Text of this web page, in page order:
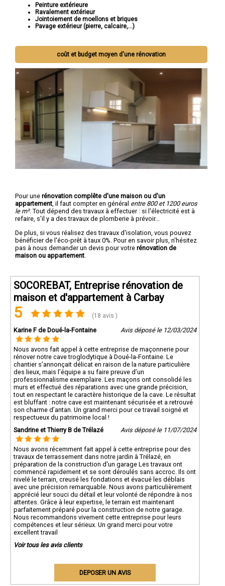
Peinture extérieure
Ravalement extérieur
Jointoiement de moellons et briques
Pavage extérieur (pierre, calcaire,...)
coût et budget moyen d'une rénovation
Pour une rénovation complête d'une maison ou d'un
appartement , il faut compter en général entre 800 et 1200 euros
le m². Tout dépend des travaux à effectuer : si l'électricité est à
refaire, s'il y a des travaux de plomberie à prévoir...
De plus, si vous réalisez des travaux d'isolation, vous pouvez
bénéficier de l'éco-prêt à taux 0%. Pour en savoir plus, n'hésitez
pas à nous demander un devis pour votre rénovation de
maison ou appartement
SOCOREBAT, Entreprise rénovation de
maison et d'appartement à Carbay
5 (18 avis )
Karine F de Doué-la-Fontaine Avis déposé le 12/03/2024
Nous avons fait appel à cette entreprise de maçonnerie pour
rénover notre cave troglodytique à Doué-la-Fontaine. Le
chantier s’annonçait délicat en raison de la nature particulière
des lieux, mais l’équipe a su faire preuve d’un
professionnalisme exemplaire. Les maçons ont consolidé les
murs et effectué des réparations avec une grande précision,
tout en respectant le caractère historique de la cave. Le résultat
est bluffant : notre cave est maintenant sécurisée et a retrouvé
son charme d’antan. Un grand merci pour ce travail soigné et
respectueux du patrimoine local !
Sandrine et Thierry B de Trélazé
Avis déposé le 11/07/2024
Nous avons récemment fait appel à cette entreprise pour des
travaux de terrassement dans notre jardin à Trélazé, en
préparation de la construction d'un garage Les travaux ont
commencé rapidement et se sont déroulés sans accroc. Ils ont
nivelé le terrain, creusé les fondations et évacué les déblais
avec une précision remarquable. Nous avons particulièrement
apprécié leur souci du détail et leur volonté de répondre à nos
attentes. Grâce à leur expertise, le terrain est maintenant
parfaitement préparé pour la construction de notre garage.
Nous recommandons vivement cette entreprise pour leurs
compétences et leur sérieux. Un grand merci pour votre
excellent travail
Voir tous les avis clients
DEPOSER UN AVIS